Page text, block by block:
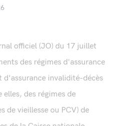
officiel (JO) du 17 juillet
des régimes d'assurance
d'assurance invalidité-décès
des régimes de
de vieillesse ou PCV) de